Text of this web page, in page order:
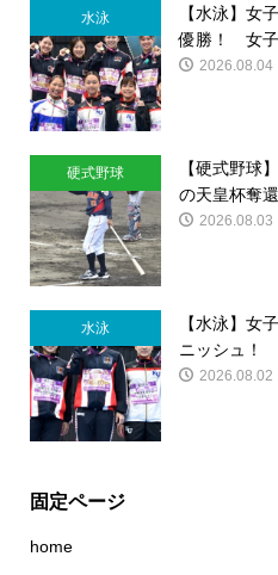
水泳
【水泳】女
優勝！ 女子
2026.08.04
硬式野球
【硬式野球
の天皇杯奪
2026.08.03
水泳
【水泳】女
ニッシュ！
2026.08.02
固定ページ
home